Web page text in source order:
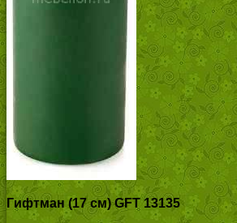
Гифтман (17 см) GFT 13135